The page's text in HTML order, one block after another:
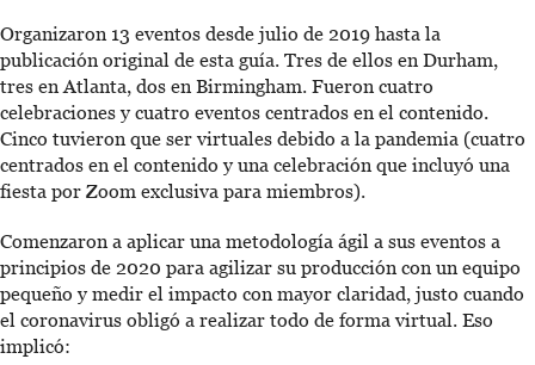
Organizaron 13 eventos desde julio de 2019 hasta la
publicación original de esta guía. Tres de ellos en Durham,
tres en Atlanta, dos en Birmingham. Fueron cuatro
celebraciones y cuatro eventos centrados en el contenido.
Cinco tuvieron que ser virtuales debido a la pandemia (cuatro
centrados en el contenido y una celebración que incluyó una
fiesta por Zoom exclusiva para miembros).
Comenzaron a aplicar una metodología ágil a sus eventos a
principios de 2020 para agilizar su producción con un equipo
pequeño y medir el impacto con mayor claridad, justo cuando
el coronavirus obligó a realizar todo de forma virtual. Eso
implicó: